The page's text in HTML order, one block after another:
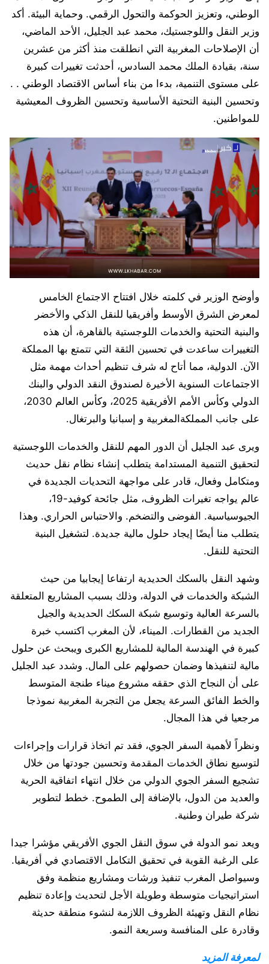
الوطني، وتعزيز الحوكمة والتحول الرقمي. وحماية البيئة. أكد
وزير النقل واللوجستيك، محمد عبد الجليل، الأحد الماضي،
أن الإصلاحات المغربية التي انطلقت منذ أكثر من عشرين
سنة، بقيادة الملك محمد السادس، أحدثت تغييرات كبيرة
على مستوى التنمية، بدءا من بناء أساس الاقتصاد الوطني . .
وتحسين البنية التحتية الأساسية وتحسين الظروف المعيشية
للمواطنين.
وأوضح الوزير في كلمته خلال افتتاح الاجتماع الخامس
لمعرض الشرق الأوسط وأفريقيا للنقل الذكي والأخضر
والبنية التحتية والخدمات اللوجستية بالقاهرة، أن هذه
التغييرات ساعدت في تحسين الثقة التي تتمتع بها المملكة
الآن. الدولية، مما أتاح له شرف تنظيم أحداث مهمة مثل
الاجتماعات السنوية الأخيرة لصندوق النقد الدولي والبنك
الدولي وكأس الأمم الأفريقية 2025، وكأس العالم 2030،
على جانب المملكةالمغربية و إسبانيا والبرتغال.
ويرى عبد الجليل أن الدور المهم للنقل والخدمات اللوجستية
لتحقيق التنمية المستدامة يتطلب إنشاء نظام نقل حديث
ومتكامل وفعال، قادر على مواجهة التحديات الجديدة في
عالم يواجه تغيرات الظروف، مثل جائحة كوفيد-19،
الجيوسياسية. الفوضى والتضخم. والاحتباس الحراري. وهذا
يتطلب منا أيضًا إيجاد حلول مالية جديدة. لتشغيل البنية
التحتية للنقل.
وشهد النقل بالسكك الحديدية ارتفاعا إيجابيا من حيث
الشبكة والخدمات في الدولة، وذلك بسبب المشاريع المتعلقة
بالسرعة العالية وتوسيع شبكة السكك الحديدية والجيل
الجديد من القطارات. الميناء، لأن المغرب اكتسب خبرة
كبيرة في الهندسة المالية للمشاريع الكبرى ويبحث عن حلول
مالية لتنفيذها وضمان حصولهم على المال. وشدد عبد الجليل
على أن النجاح الذي حققه مشروع ميناء طنجة المتوسط ​​
والخط الفائق السرعة يجعل من التجربة المغربية نموذجا
مرجعيا في هذا المجال.
ونظراً لأهمية السفر الجوي، فقد تم اتخاذ قرارات وإجراءات
لتوسيع نطاق الخدمات المقدمة وتحسين جودتها من خلال
تشجيع السفر الجوي الدولي من خلال انتهاء اتفاقية الحرية
والعديد من الدول، بالإضافة إلى الطموح. خطط لتطوير
شركة طيران وطنية.
ويعد نمو الدولة في سوق النقل الجوي الأفريقي مؤشرا جيدا
على الرغبة القوية في تحقيق التكامل الاقتصادي في أفريقيا.
وسيواصل المغرب تنفيذ ورشات ومشاريع منظمة وفق
استراتيجيات متوسطة وطويلة الأجل لتحديث وإعادة تنظيم
نظام النقل وتهيئة الظروف اللازمة لنشوء منطقة حديثة
وقادرة على المنافسة وسريعة النمو.
لمعرفة المزيد